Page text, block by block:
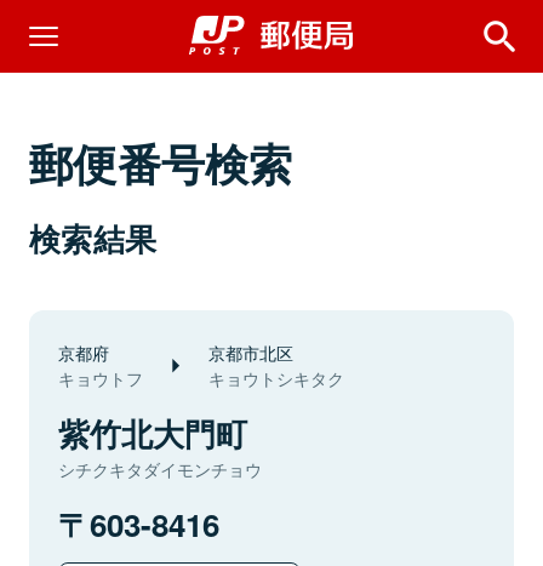
郵便番号検索
検索結果
京都府
キョウトフ
京都市北区
キョウトシキタク
紫竹北大門町
シチクキタダイモンチョウ
603-8416